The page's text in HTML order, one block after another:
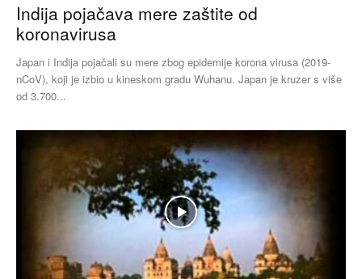
Indija pojačava mere zaštite od
koronavirusa
Japan i Indija pojačali su mere zbog epidemije korona virusa (2019-
nCoV), koji je izbio u kineskom gradu Wuhanu. Japan je kruzer s više
od 3.700...